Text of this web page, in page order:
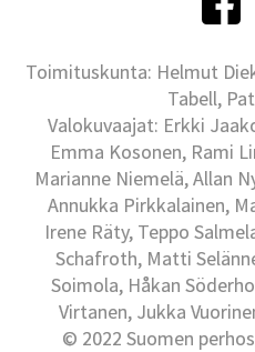
Toimituskunta: Helmut
Tabell,
Valokuvaajat: Erkki
Emma Kosonen, Rami
Marianne Niemelä, Allan
Annukka Pirkkalainen,
Irene Räty, Teppo
Schafroth, Matti
Soimola, Håkan
Virtanen, Jukka
© 2022 Suomen